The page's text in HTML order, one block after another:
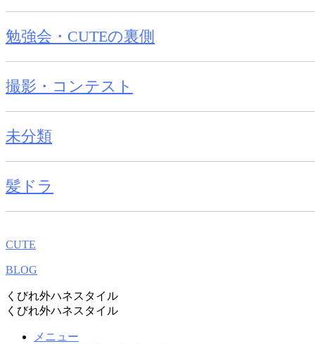
勉強会・CUTEの裏側
撮影・コンテスト
未分類
髪ドラ
CUTE
BLOG
くびれ外ハネスタイル
くびれ外ハネスタイル
メニュー